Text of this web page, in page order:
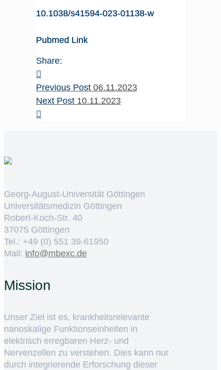
10.1038/s41594-023-01138-w
Pubmed Link
Share:
Previous Post 06.11.2023
Next Post 10.11.2023
Georg-August-Universität Göttingen
Universitätsmedizin Göttingen
Robert-Koch-Str. 40
37075 Göttingen
Tel.: +49 (0) 551 39-61950
Mail: ed.cxebm@ofni
Mission
Unser Ziel ist es, krankheitsrelevante
nanoskalige Funktionseinheiten in
elektrisch erregbaren Herz- und
Nervenzellen zu verstehen. Dies kann nur
durch integrierende Erforschung dieser